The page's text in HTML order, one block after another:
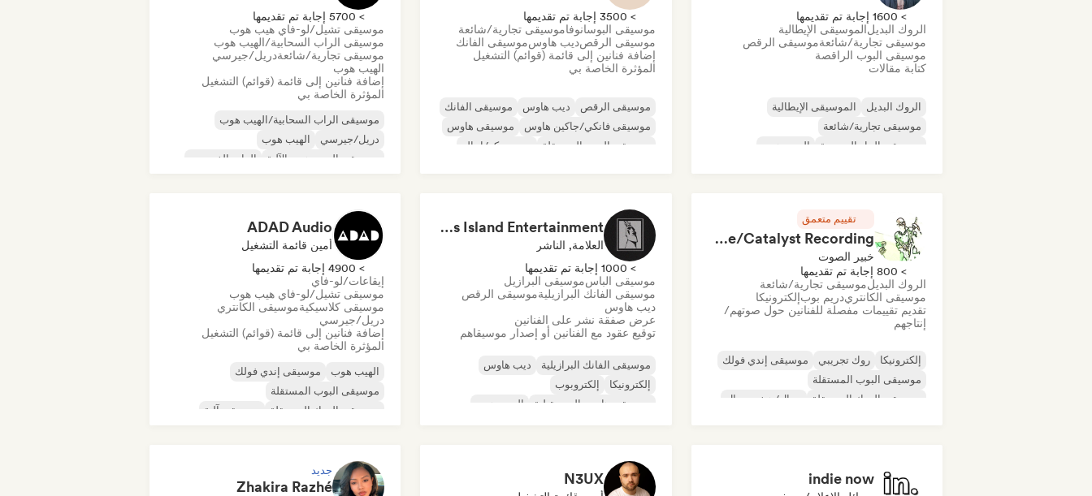
> 1600 إجابة تم تقديمها
الروك البديلالموسيقى الإيطالية
موسيقى تجارية/شائعةموسيقى الرقص
موسيقى البوب الراقصة
كتابة مقالات
الروك البديل
الموسيقى الإيطالية
موسيقى تجارية/شائعة
موسيقى الجاز التجريبية
الهيب هوب
> 3500 إجابة تم تقديمها
موسيقى البوسانوفاموسيقى تجارية/شائعة
موسيقى الرقصديب هاوسموسيقى الفانك
إضافة فنانين إلى قائمة (قوائم) التشغيل
المؤثرة الخاصة بي
موسيقى الرقص ديب هاوس
موسيقى الفانك
موسيقى فانكي/جاكين هاوس
موسيقى هاوس
موسيقى البوب المستقلة
نيو ديسكو/إيتالو
> 5700 إجابة تم تقديمها
موسيقى تشيل/لو-فاي هيب هوب
موسيقى الراب السحابية/الهيب هوب
موسيقى تجارية/شائعةدريل/جيرسي
الهيب هوب
إضافة فنانين إلى قائمة (قوائم) التشغيل
المؤثرة الخاصة بي
موسيقى الراب السحابية/الهيب هوب
دريل/جيرسي
الهيب هوب
موسيقى الهيب هوب الآلية
الراب الفرنسي
تقييم متعمق
Rob Tavaglione/Catalyst Recording
خبير الصوت
> 800 إجابة تم تقديمها
الروك البديلموسيقى تجارية/شائعة
موسيقى الكانتريدريم بوبإلكترونيكا
تقديم تقييمات مفصلة للفنانين حول صوتهم/
إنتاجهم
إلكترونيكا روك تجريبي
موسيقى إندي فولك
موسيقى البوب المستقلة
موسيقى الروك المستقلة
ميتال/هيفي ميتال
Dreamers Island Entertainment
العلامة, الناشر
> 1000 إجابة تم تقديمها
موسيقى الباسموسيقى البرازيل
موسيقى الفانك البرازيليةموسيقى الرقص
ديب هاوس
عرض صفقة نشر على الفنانين
توقيع عقود مع الفنانين أو إصدار موسيقاهم
موسيقى الفانك البرازيلية
ديب هاوس
إلكترونيكا
إلكتروبوب
موسيقى هاوس المستقبلية
الهيب هوب
ADAD Audio
أمين قائمة التشغيل
> 4900 إجابة تم تقديمها
إيقاعات/لو-فاي
موسيقى تشيل/لو-فاي هيب هوب
موسيقى كلاسيكيةموسيقى الكانتري
دريل/جيرسي
إضافة فنانين إلى قائمة (قوائم) التشغيل
المؤثرة الخاصة بي
الهيب هوب
موسيقى إندي فولك
موسيقى البوب المستقلة
موسيقى الروك المستقلة
موسيقى آلية
indie now
N3UX جديد
Zhakira Razhé